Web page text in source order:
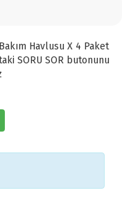
Havlusu X 4 Paket
SORU SOR butonunu